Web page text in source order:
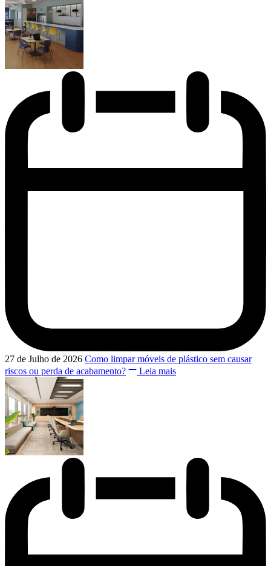
27 de Julho de 2026 Como limpar móveis de plástico sem causar
riscos ou perda de acabamento?
Leia mais